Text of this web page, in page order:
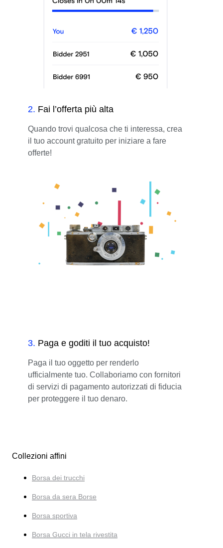
2. Fai l’offerta più alta
Quando trovi qualcosa che ti interessa, crea
il tuo account gratuito per iniziare a fare
offerte!
3. Paga e goditi il tuo acquisto!
Paga il tuo oggetto per renderlo
ufficialmente tuo. Collaboriamo con fornitori
di servizi di pagamento autorizzati di fiducia
per proteggere il tuo denaro.
Collezioni affini
Borsa dei trucchi
Borsa da sera Borse
Borsa sportiva
Borsa Gucci in tela rivestita